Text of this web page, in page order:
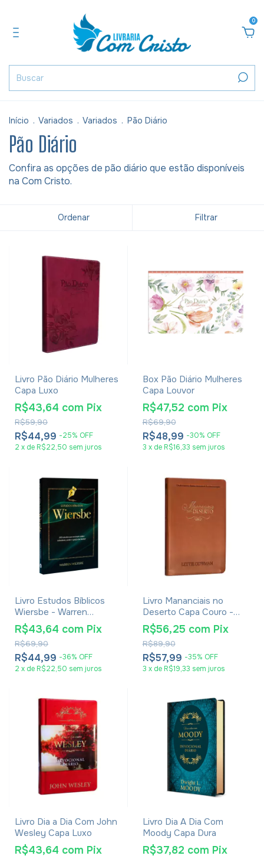
0
Início . Variados . Variados . Pão Diário
Pão Diário
Confira as opções de pão diário que estão disponíveis
na Com Cristo.
Ordenar Filtrar
Livro Pão Diário Mulheres
Capa Luxo
R$44,99 -25% OFF
R$59,90
R$43,64 com Pix
2 x de R$22,50 sem juros
Box Pão Diário Mulheres
Capa Louvor
R$48,99 -30% OFF
R$69,90
R$47,52 com Pix
3 x de R$16,33 sem juros
Livro Estudos Bíblicos
Wiersbe - Warren
Wiersbe
R$44,99 -36% OFF
R$69,90
R$43,64 com Pix
2 x de R$22,50 sem juros
Livro Mananciais no
Deserto Capa Couro -
Lettie Cowman
R$57,99 -35% OFF
R$89,90
R$56,25 com Pix
3 x de R$19,33 sem juros
Livro Dia a Dia Com John
Wesley Capa Luxo
R$43,64 com Pix
Livro Dia A Dia Com
Moody Capa Dura
R$37,82 com Pix